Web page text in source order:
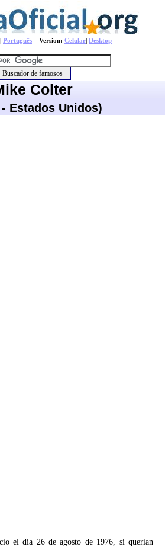
| Português Version: Celular| Desktop
Colter
Estados Unidos)
el dia 26 de agosto de 1976, si querian